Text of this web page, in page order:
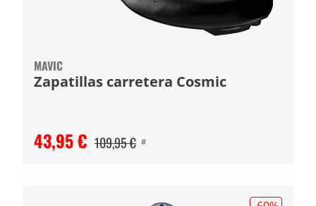
MAVIC
Zapatillas carretera Cosmic
43,95 € 109,95 € #